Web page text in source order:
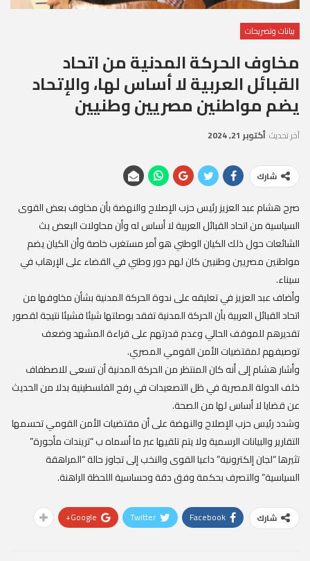
بيانات وتصريحات
مخاوف الحركة المدنية من اتحاد
القبائل العربية لا أساس لها، والإتحاد
يضم مواطنين مصريين وطنيين
آخر تحديث أكتوبر 21, 2024
شارك
صرح هشام عبد العزيز رئيس حزب الإصلاح والنهضة بأن مخاوف بعض القوى
السياسية من اتحاد القبائل العربية لا أساس له وأن محاولات البعض بث
الشائعات حول ذلك الكيان الوطني هو أمر مستغرب خاصة وأن الكيان يضم
مواطنين مصريين وطنيين كان لهم دور وطني في القضاء على الإرهاب في
سيناء.
وأضاف عبد العزيز في تعليقه على ندوة الحركة المدنية بشأن مخاوفها من
اتحاد القبائل العربية بأن الحركة المدنية تفقد بوصلتها شيئا فشيئا نتيجة لقصور
تقديرهم للموقف الحالي وعدم قدرتهم على قراءة المشهد وضعف
توصيفهم لمقتضيات الأمن القومي المصري.
وأشار هشام إلى أنه كان المنتظر من الحركة المدنية أن تسعى للاصطفاف
خلف الدولة المصرية في ظل التصعيدات في رفح الفلسطينية بدلا من الحديث
عن قضايا لا أساس لها من الصحة.
وشدد رئيس حزب الإصلاح والنهضة على أن مقتضيات الأمن القومي تحسمها
التقارير والبيانات الرسمية ولا يتم تلقيها عبر ما أسماه ب “تريندات مأجورة”
تثيرها “لجان إلكترونية” داعيا القوى والنخب إلى تجاوز حالة “المراهقة
السياسية” والتصرف بحكمة وفق دقة وحساسية اللحظة الراهنة.
شارك Facebook
Twitter
Google+